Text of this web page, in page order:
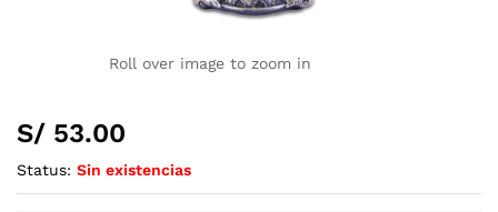
Roll over image to zoom in
S/ 53.00
Status: Sin existencias